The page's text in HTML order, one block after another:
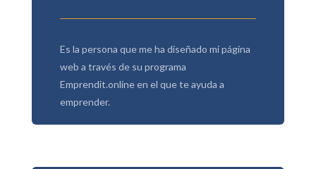
Es la persona que me ha diseñado mi página
web a través de su programa
Emprendit.online en el que te ayuda a
emprender.